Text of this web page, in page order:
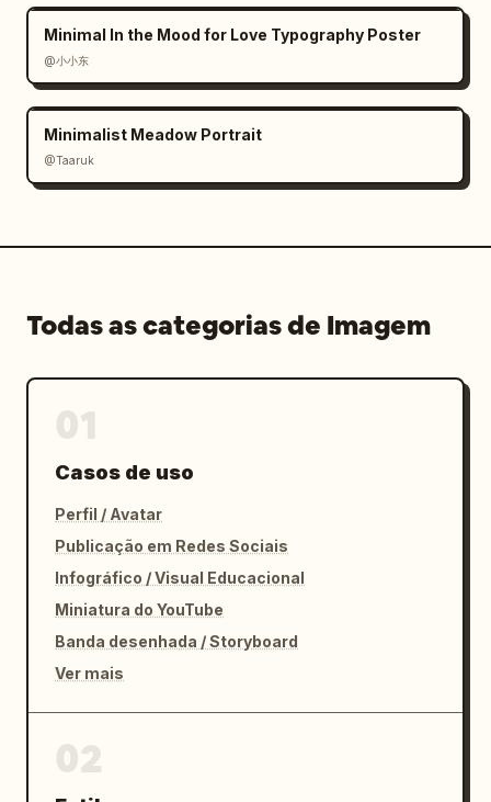
Minimal In the Mood for Love Typography Poster
@小小东
Minimalist Meadow Portrait
@Taaruk
Todas as categorias de Imagem
Casos de uso
Perfil / Avatar
Publicação em Redes Sociais
Infográfico / Visual Educacional
Miniatura do YouTube
Banda desenhada / Storyboard
Ver mais